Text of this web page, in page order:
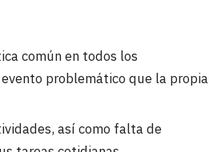
común en todos los
problemático que la propia
así como falta de